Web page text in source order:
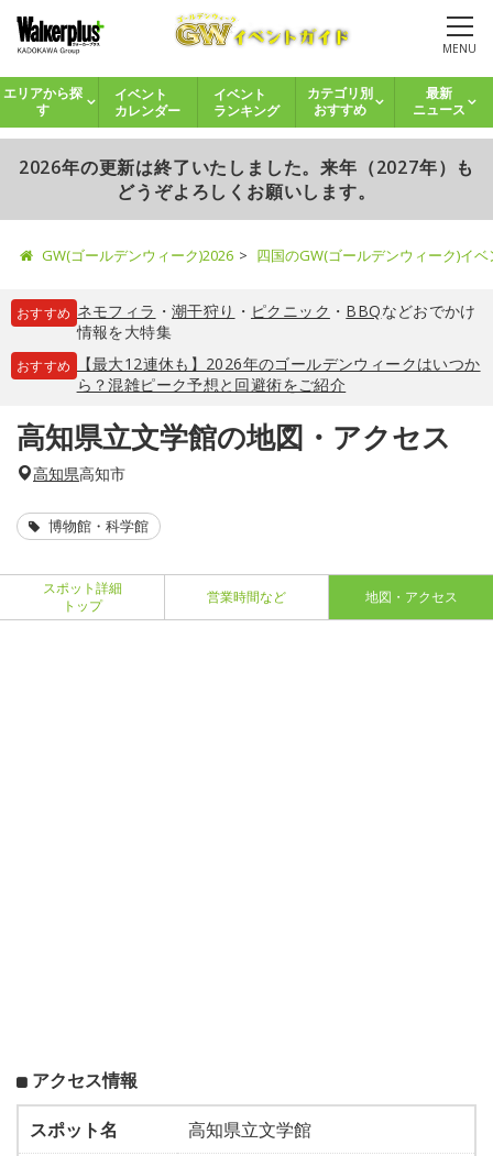
MENU
エリアから探
す
イベント
カレンダー
イベント
ランキング
カテゴリ別
おすすめ
最新
ニュース
2026年の更新は終了いたしました。来年（2027年）も
どうぞよろしくお願いします。
GW(ゴールデンウィーク)2026 四国のGW(ゴールデンウィーク)イ
おすすめ ネモフィラ ・ 潮干狩り ・ ピクニック ・ BBQなどおでかけ
情報を大特集
おすすめ
【最大12連休も】2026年のゴールデンウィークはいつか
ら？混雑ピーク予想と回避術をご紹介
高知県立文学館の地図・アクセス
高知県高知市
博物館・科学館
スポット詳細
トップ
営業時間など 地図・アクセス
アクセス情報
スポット名
高知県立文学館